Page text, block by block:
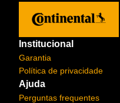
Institucional
Garantia
Política de privacidade
Ajuda
Perguntas frequentes